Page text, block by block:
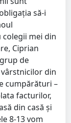
să-i
colegii mei din
Ciprian
de
din
cumpărături –
facturilor,
din casă și
8-13 vom